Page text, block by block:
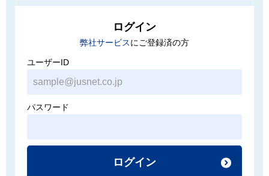
ログイン
弊社サービスにご登録済の方
ユーザーID
パスワード
ログイン